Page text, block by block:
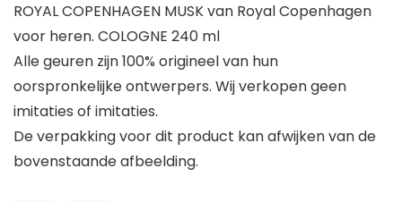
ROYAL COPENHAGEN MUSK van Royal Copenhagen
voor heren. COLOGNE 240 ml
Alle geuren zijn 100% origineel van hun
oorspronkelijke ontwerpers. Wij verkopen geen
imitaties of imitaties.
De verpakking voor dit product kan afwijken van de
bovenstaande afbeelding.